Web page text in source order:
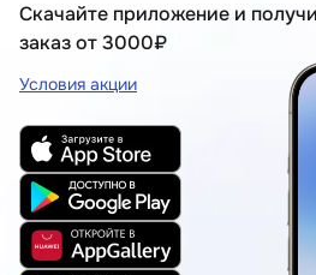
Скачайте приложение и
заказ от 3000₽
Условия акции